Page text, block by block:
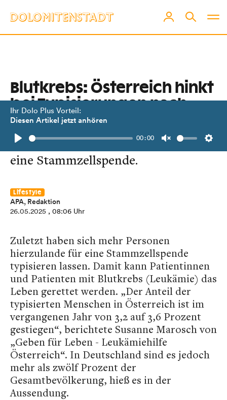
Ihr Dolo Plus Vorteil:
Diesen Artikel jetzt anhören
Play
00:00
Unmute
Blutkrebs: Österreich hinkt
bei Typisierungen nach
Jedes Jahr warten rund 300 an
Blutkrebs erkrankte Menschen auf
eine Stammzellspende.
Lifestyle
APA, Redaktion
26.05.2025 , 08:06 Uhr
Zuletzt haben sich mehr Personen
hierzulande für eine Stammzellspende
typisieren lassen. Damit kann Patientinnen
und Patienten mit Blutkrebs (Leukämie) das
Leben gerettet werden. „Der Anteil der
typisierten Menschen in Österreich ist im
vergangenen Jahr von 3,2 auf 3,6 Prozent
gestiegen“, berichtete Susanne Marosch von
„Geben für Leben - Leukämiehilfe
Österreich“. In Deutschland sind es jedoch
mehr als zwölf Prozent der
Gesamtbevölkerung, hieß es in der
Aussendung.